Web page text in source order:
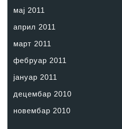
мај 2011
април 2011
март 2011
фебруар 2011
јануар 2011
децембар 2010
новембар 2010